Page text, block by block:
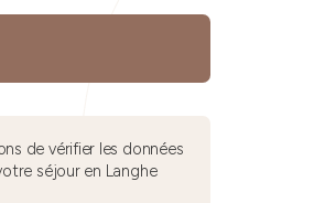
de vérifier les données
séjour en Langhe